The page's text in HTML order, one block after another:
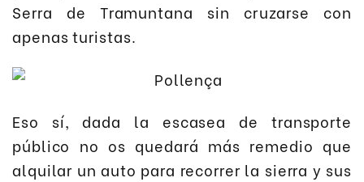
Serra de Tramuntana sin cruzarse con
apenas turistas.
Eso sí, dada la escasea de transporte
público no os quedará más remedio que
alquilar un auto para recorrer la sierra y sus